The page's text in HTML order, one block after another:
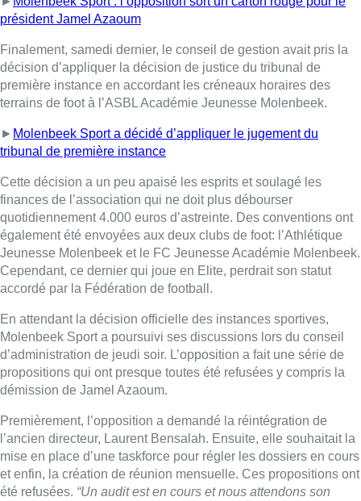
président Jamel Azaoum
Finalement, samedi dernier, le conseil de gestion avait pris la
décision d’appliquer la décision de justice du tribunal de
première instance en accordant les créneaux horaires des
terrains de foot à l’ASBL Académie Jeunesse Molenbeek.
► Molenbeek Sport a décidé d’appliquer le jugement du
tribunal de première instance
Cette décision a un peu apaisé les esprits et soulagé les
finances de l’association qui ne doit plus débourser
quotidiennement 4.000 euros d’astreinte. Des conventions ont
également été envoyées aux deux clubs de foot: l’Athlétique
Jeunesse Molenbeek et le FC Jeunesse Académie Molenbeek.
Cependant, ce dernier qui joue en Elite, perdrait son statut
accordé par la Fédération de football.
En attendant la décision officielle des instances sportives,
Molenbeek Sport a poursuivi ses discussions lors du conseil
d’administration de jeudi soir. L’opposition a fait une série de
propositions qui ont presque toutes été refusées y compris la
démission de Jamel Azaoum.
Premièrement, l’opposition a demandé la réintégration de
l’ancien directeur, Laurent Bensalah. Ensuite, elle souhaitait la
mise en place d’une taskforce pour régler les dossiers en cours
et enfin, la création de réunion mensuelle. Ces propositions ont
été refusées. “Un audit est en cours et nous attendons son